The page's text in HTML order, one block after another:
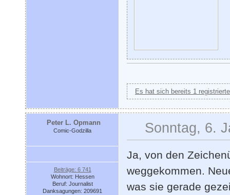
Es hat sich bereits 1
Peter L. Opmann
Comic-Godzilla
Beiträge: 6 741
Wohnort: Hessen
Beruf: Journalist
Danksagungen: 209691
Sonntag, 6.
Ja, von den
weggekommen.
was sie gerade